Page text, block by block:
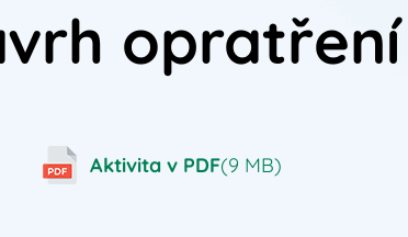
opratření
Aktivita v PDF(9 MB)